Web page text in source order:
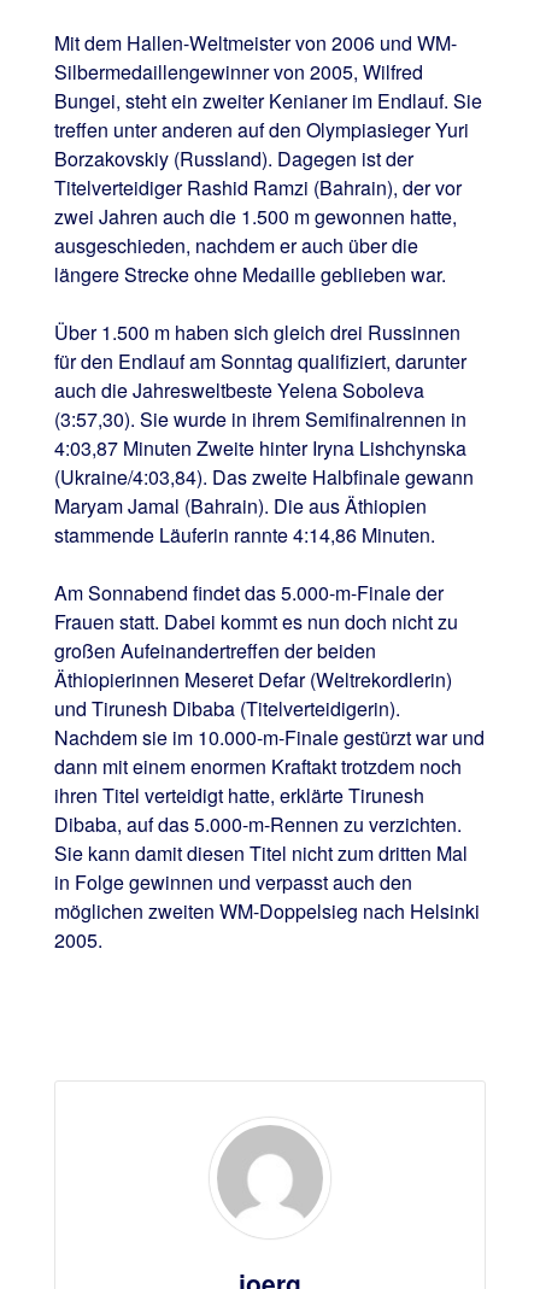
Mit dem Hallen-Weltmeister von 2006 und WM-
Silbermedaillengewinner von 2005, Wilfred
Bungei, steht ein zweiter Kenianer im Endlauf. Sie
treffen unter anderen auf den Olympiasieger Yuri
Borzakovskiy (Russland). Dagegen ist der
Titelverteidiger Rashid Ramzi (Bahrain), der vor
zwei Jahren auch die 1.500 m gewonnen hatte,
ausgeschieden, nachdem er auch über die
längere Strecke ohne Medaille geblieben war.
Über 1.500 m haben sich gleich drei Russinnen
für den Endlauf am Sonntag qualifiziert, darunter
auch die Jahresweltbeste Yelena Soboleva
(3:57,30). Sie wurde in ihrem Semifinalrennen in
4:03,87 Minuten Zweite hinter Iryna Lishchynska
(Ukraine/4:03,84). Das zweite Halbfinale gewann
Maryam Jamal (Bahrain). Die aus Äthiopien
stammende Läuferin rannte 4:14,86 Minuten.
Am Sonnabend findet das 5.000-m-Finale der
Frauen statt. Dabei kommt es nun doch nicht zu
großen Aufeinandertreffen der beiden
Äthiopierinnen Meseret Defar (Weltrekordlerin)
und Tirunesh Dibaba (Titelverteidigerin).
Nachdem sie im 10.000-m-Finale gestürzt war und
dann mit einem enormen Kraftakt trotzdem noch
ihren Titel verteidigt hatte, erklärte Tirunesh
Dibaba, auf das 5.000-m-Rennen zu verzichten.
Sie kann damit diesen Titel nicht zum dritten Mal
in Folge gewinnen und verpasst auch den
möglichen zweiten WM-Doppelsieg nach Helsinki
2005.